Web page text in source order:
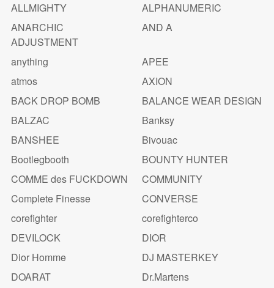
ALLMIGHTY
ALPHANUMERIC
ANARCHIC
ADJUSTMENT
AND A
anything
APEE
atmos
AXION
BACK DROP BOMB
BALANCE WEAR DESIGN
BALZAC
Banksy
BANSHEE
Bivouac
Bootlegbooth
BOUNTY HUNTER
COMME des FUCKDOWN
COMMUNITY
Complete Finesse
CONVERSE
corefighter
corefighterco
DEVILOCK
DIOR
Dior Homme
DJ MASTERKEY
DOARAT
Dr.Martens